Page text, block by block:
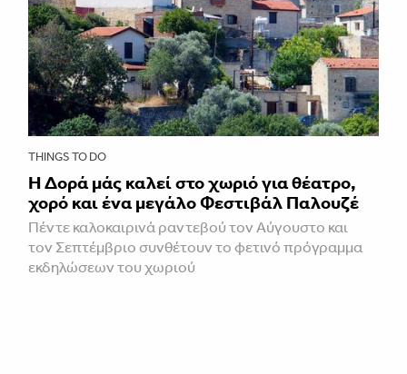
THINGS TO DO
Η Δορά μάς καλεί στο χωριό για θέατρο,
χορό και ένα μεγάλο Φεστιβάλ Παλουζέ
Πέντε καλοκαιρινά ραντεβού τον Αύγουστο και
τον Σεπτέμβριο συνθέτουν το φετινό πρόγραμμα
εκδηλώσεων του χωριού